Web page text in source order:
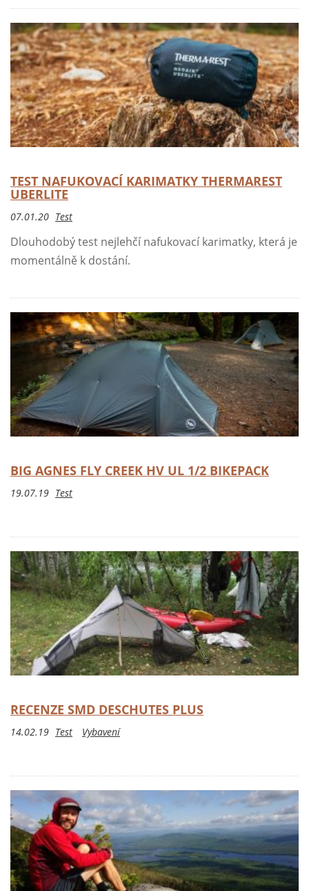
TEST NAFUKOVACÍ KARIMATKY THERMAREST
UBERLITE
07.01.20 Test
Dlouhodobý test nejlehčí nafukovací karimatky, která je
momentálně k dostání.
BIG AGNES FLY CREEK HV UL 1/2 BIKEPACK
19.07.19 Test
RECENZE SMD DESCHUTES PLUS
14.02.19 Test Vybavení